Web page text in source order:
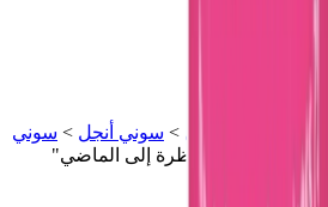
لايف ستايل > سوني أنجل > سوني
العشرون "نظرة إلى الماضي"